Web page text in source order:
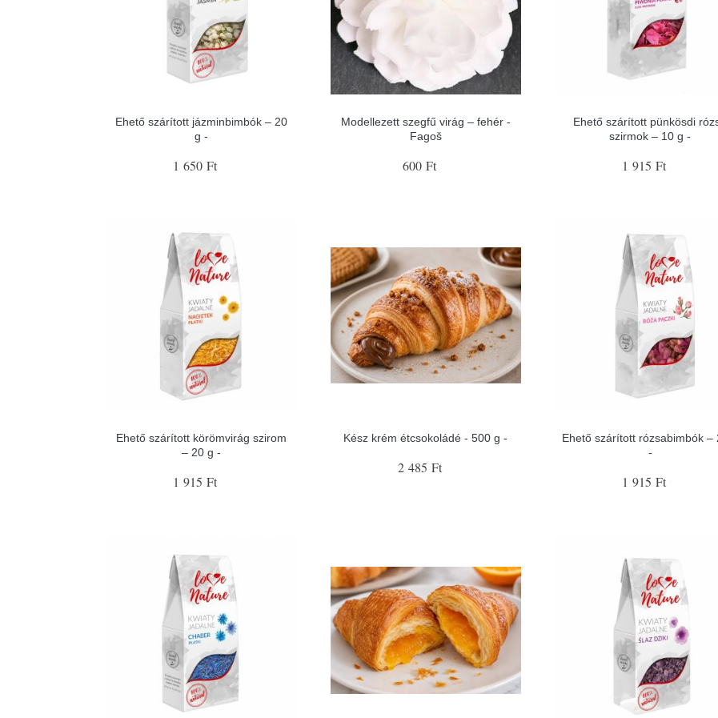
Ehető szárított jázminbimbók – 20
g -
1 650 Ft
Modellezett szegfű virág – fehér -
Fagoš
600 Ft
Ehető szárított pünkösdi
szirmok – 10 g -
1 915 Ft
Ehető szárított körömvirág szirom
– 20 g -
1 915 Ft
Kész krém étcsokoládé - 500 g -
2 485 Ft
Ehető szárított rózsabimbók –
-
1 915 Ft